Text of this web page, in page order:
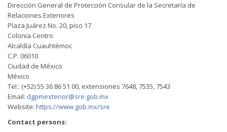
Dirección General de Protección Consular de la Secretaría de
Relaciones Exteriores
Plaza Juárez No. 20, piso 17
Colonia Centro
Alcaldía Cuauhtémoc
C.P. 06010
Ciudad de México
México
Tel.: (+52) 55 36 86 51 00, extensiones 7648, 7535, 7543
Email: dgpmexterior@sre.gob.mx
Website: https://www.gob.mx/sre
Contact persons: